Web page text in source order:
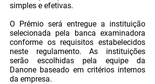
simples e efetivas.
O Prêmio será entregue a instituição
selecionada pela banca examinadora
conforme os requisitos estabelecidos
neste regulamento. As instituições
serão escolhidas pela equipe da
Danone baseado em critérios internos
da empresa.